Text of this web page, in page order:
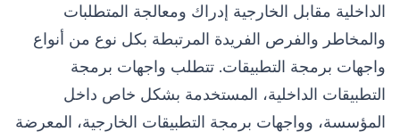
الداخلية مقابل الخارجية إدراك ومعالجة المتطلبات
والمخاطر والفرص الفريدة المرتبطة بكل نوع من أنواع
واجهات برمجة التطبيقات. تتطلب واجهات برمجة
التطبيقات الداخلية، المستخدمة بشكل خاص داخل
المؤسسة، وواجهات برمجة التطبيقات الخارجية، المعرضة